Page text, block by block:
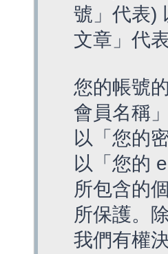
號」代表)
文章」代表
您的帳號
會員名稱
以「您的
以「您的
所包含的
所保護。
我們有權